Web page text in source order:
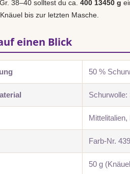
38–40 solltest du ca. 400 13450 g
bis zur letzten Masche.
einen Blick
50 %
Schurwolle:
Mittelitalien,
Farb-Nr.
50 g